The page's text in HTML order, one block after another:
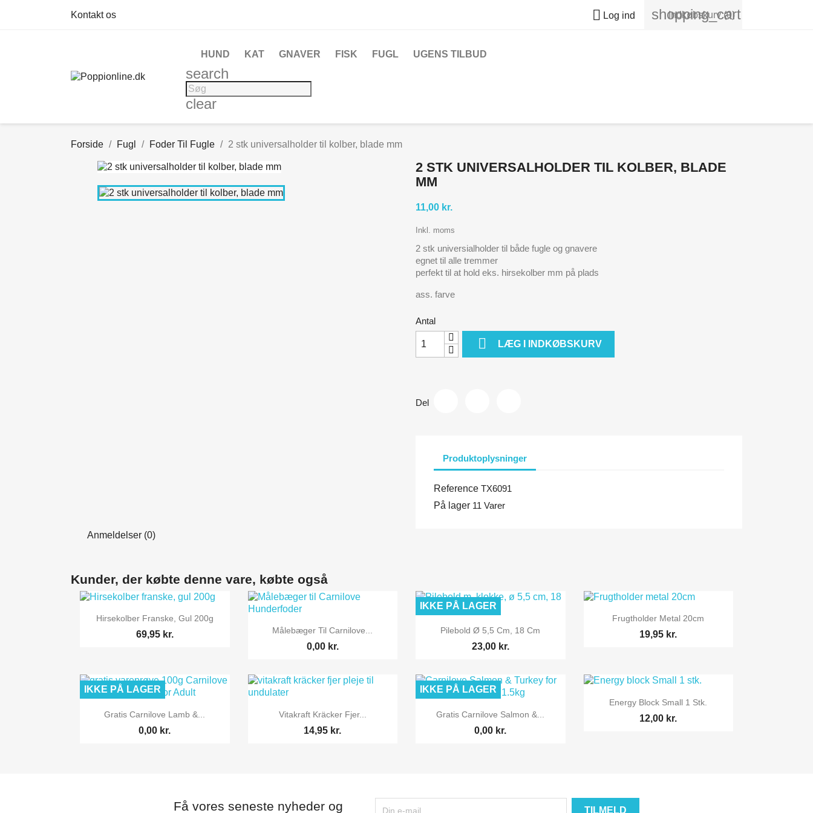
Kontakt os  Log ind shopping_cart
Indkøbskurv (0)
HUND KAT GNAVER FISK FUGL UGENS TILBUD
search
clear
Forside Fugl Foder Til Fugle 2 stk universalholder til kolber, blade mm
2 STK UNIVERSALHOLDER TIL KOLBER, BLADE
MM
11,00 kr.
Inkl. moms
2 stk universialholder til både fugle og gnavere
egnet til alle tremmer
perfekt til at hold eks. hirsekolber mm på plads
ass. farve
Antal
 LÆG I INDKØBSKURV
Del
Produktoplysninger
Reference TX6091
På lager 11 Varer
Anmeldelser (0)
Kunder, der købte denne vare, købte også
 Vis her
Hirsekolber Franske, Gul 200g
69,95 kr.  Vis her
Målebæger Til Carnilove...
0,00 kr.
 Vis her
Pilebold Ø 5,5 Cm, 18 Cm
23,00 kr.
IKKE PÅ LAGER
 Vis her
Frugtholder Metal 20cm
19,95 kr.
 Vis her
Gratis Carnilove Lamb &...
0,00 kr.
IKKE PÅ LAGER
 Vis her
Vitakraft Kräcker Fjer...
14,95 kr.
 Vis her
Gratis Carnilove Salmon &...
0,00 kr.
IKKE PÅ LAGER
 Vis her
Energy Block Small 1 Stk.
12,00 kr.
Få vores seneste nyheder og